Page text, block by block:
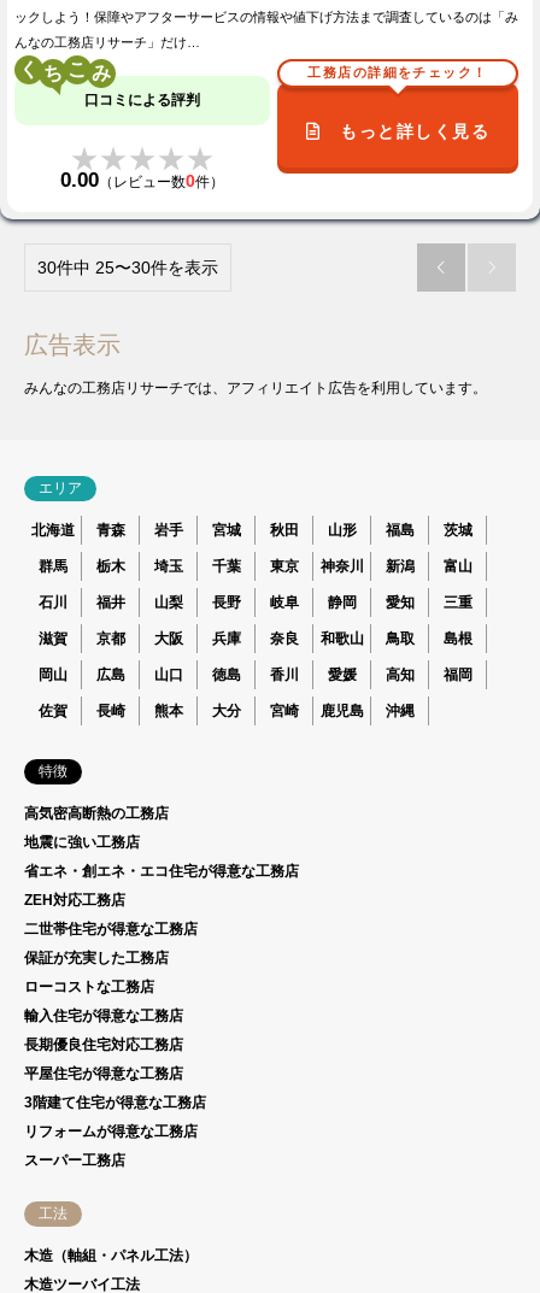
ックしよう！保障やアフターサービスの情報や値下げ方法まで調査しているのは「み
んなの工務店リサーチ」だけ…
く こ
口コミによる評判
★★★★★
★★★★★
0.00 （レビュー数0件）
工務店の詳細をチェック！
もっと詳しく見る
30件中 25〜30件を表示  
広告表示
みんなの工務店リサーチでは、アフィリエイト広告を利用しています。
エリア
北海道 青森 岩手 宮城 秋田 山形 福島 茨城
群馬 栃木 埼玉 千葉 東京 神奈川 新潟 富山
石川 福井 山梨 長野 岐阜 静岡 愛知 三重
滋賀 京都 大阪 兵庫 奈良 和歌山 鳥取 島根
岡山 広島 山口 徳島 香川 愛媛 高知 福岡
佐賀 長崎 熊本 大分 宮崎 鹿児島 沖縄
特徴
高気密高断熱の工務店
地震に強い工務店
省エネ・創エネ・エコ住宅が得意な工務店
ZEH対応工務店
二世帯住宅が得意な工務店
保証が充実した工務店
ローコストな工務店
輸入住宅が得意な工務店
長期優良住宅対応工務店
平屋住宅が得意な工務店
3階建て住宅が得意な工務店
リフォームが得意な工務店
スーパー工務店
工法
木造（軸組・パネル工法）
木造ツーバイ工法